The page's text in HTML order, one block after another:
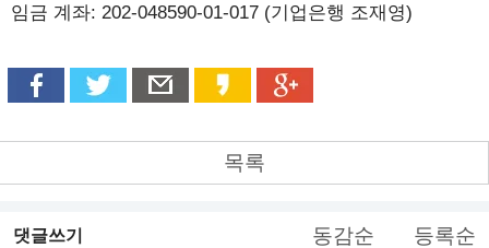
임금 계좌: 202-048590-01-017 (기업은행 조재영)
목록
댓글쓰기 동감순 등록순